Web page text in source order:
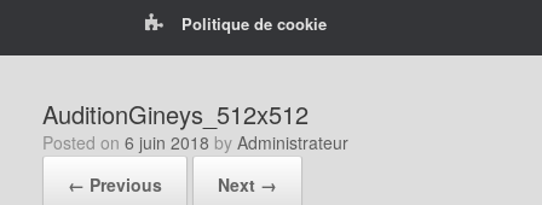
Politique de cookie
AuditionGineys_512x512
Posted on 6 juin 2018 by Administrateur
← Previous
Next →